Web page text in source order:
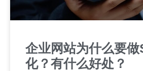
企业网站为什么要做
化？有什么好处？